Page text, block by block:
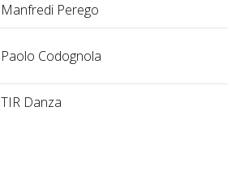
Manfredi Perego
Paolo Codognola
TIR Danza